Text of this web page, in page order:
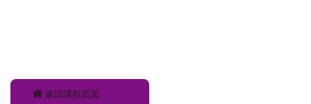
返回課程頁面